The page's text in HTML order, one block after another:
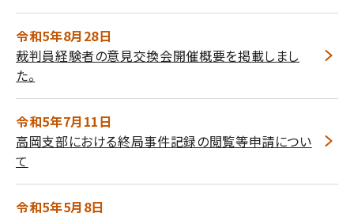
令和5年8月28日
裁判員経験者の意見交換会開催概要を掲載しまし
た。
令和5年7月11日
高岡支部における終局事件記録の閲覧等申請につい
て
令和5年5月8日